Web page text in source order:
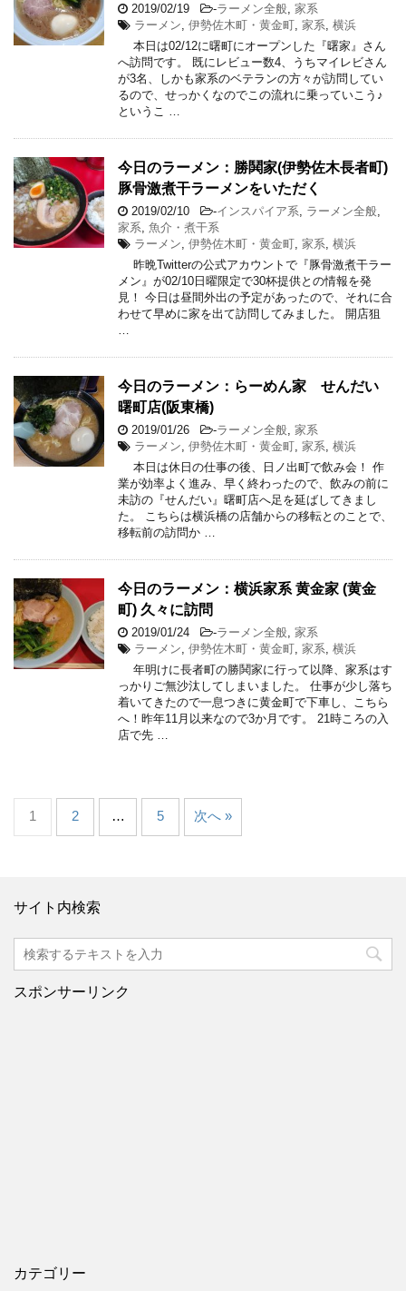
2019/02/19 -ラーメン全般 家系
ラーメン 伊勢佐木町・黄金町 家系 横浜
本日は02/12に曙町にオープンした『曙家』さん
へ訪問です。 既にレビュー数4、うちマイレビさん
が3名、しかも家系のベテランの方々が訪問してい
るので、せっかくなのでこの流れに乗っていこう♪
というこ …
今日のラーメン：勝鬨家(伊勢佐木長者町)
豚骨激煮干ラーメンをいただく
2019/02/10 -インスパイア系 ラーメン全般
家系 魚介・煮干系
ラーメン 伊勢佐木町・黄金町 家系 横浜
昨晩Twitterの公式アカウントで『豚骨激煮干ラー
メン』が02/10日曜限定で30杯提供との情報を発
見！ 今日は昼間外出の予定があったので、それに合
わせて早めに家を出て訪問してみました。 開店狙
今日のラーメン：らーめん家 せんだい
曙町店(阪東橋)
2019/01/26 -ラーメン全般 家系
ラーメン 伊勢佐木町・黄金町 家系 横浜
本日は休日の仕事の後、日ノ出町で飲み会！ 作
業が効率よく進み、早く終わったので、飲みの前に
未訪の『せんだい』曙町店へ足を延ばしてきまし
た。 こちらは横浜橋の店舗からの移転とのことで、
移転前の訪問か …
今日のラーメン：横浜家系 黄金家 (黄金
町) 久々に訪問
2019/01/24 -ラーメン全般 家系
ラーメン 伊勢佐木町・黄金町 家系 横浜
年明けに長者町の勝鬨家に行って以降、家系はす
っかりご無沙汰してしまいました。 仕事が少し落ち
着いてきたので一息つきに黄金町で下車し、こちら
へ！昨年11月以来なので3か月です。 21時ころの入
店で先 …
1 2 … 5 次へ »
サイト内検索
スポンサーリンク
カテゴリー